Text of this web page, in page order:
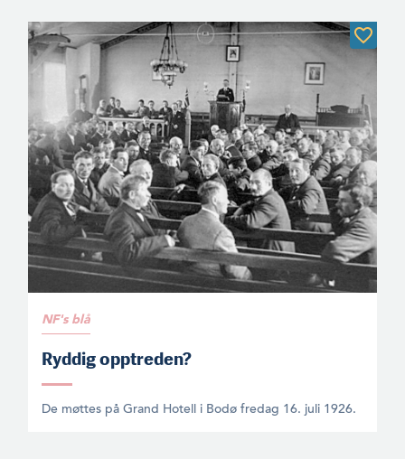
NF's blå
Ryddig opptreden?
De møttes på Grand Hotell i Bodø fredag 16. juli 1926.